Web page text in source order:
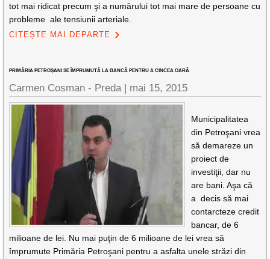
tot mai ridicat precum şi a numărului tot mai mare de persoane cu
probleme ale tensiunii arteriale.
CITEȘTE MAI DEPARTE
PRIMĂRIA PETROŞANI SE ÎMPRUMUTĂ LA BANCĂ PENTRU A CINCEA OARĂ
Carmen Cosman - Preda | mai 15, 2015
Municipalitatea
din Petroşani vrea
să demareze un
proiect de
investiţii, dar nu
are bani. Aşa că
a decis să mai
contarcteze credit
bancar, de 6
milioane de lei. Nu mai puţin de 6 milioane de lei vrea să
împrumute Primăria Petroşani pentru a asfalta unele străzi din